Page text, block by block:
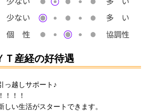
Ｔ産経の好待遇
っ越しサポート♪
！！！
い生活がスタートできます。